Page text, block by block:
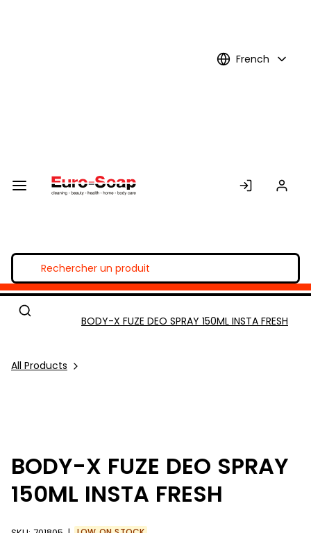
French
All Products
BODY-X FUZE DEO SPRAY 150ML INSTA FRESH
BODY-X FUZE DEO SPRAY
150ML INSTA FRESH